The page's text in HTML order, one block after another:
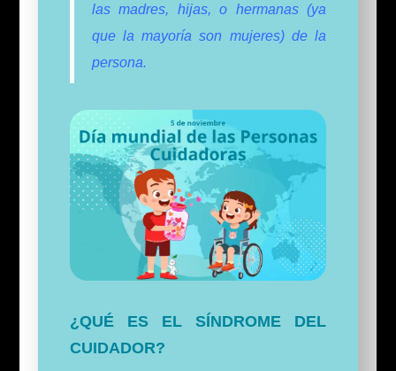
lasmadres, hijas, o hermanas (ya
que lamayoría son mujeres) de la
persona.
¿QUÉ ES EL SÍNDROME DEL
CUIDADOR?